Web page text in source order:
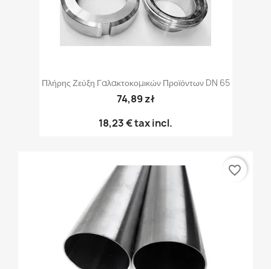
Πλήρης Ζεύξη Γαλακτοκομικών Προϊόντων DN 65
74,89 zł
18,23 €tax incl.
favorite_border